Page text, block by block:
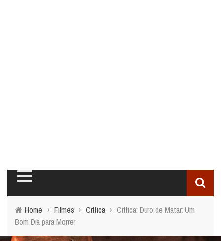
Home › Filmes › Crítica › Crítica: Duro de Matar: Um
Bom Dia para Morrer